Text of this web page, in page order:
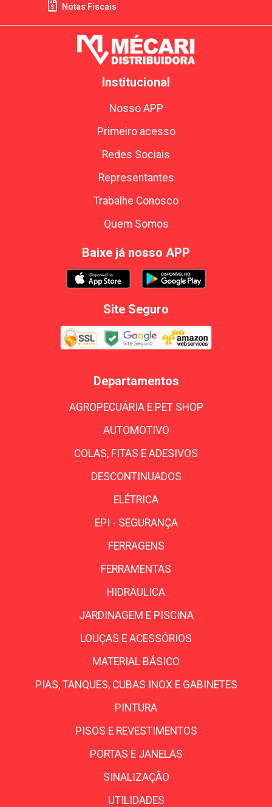
Notas Fiscais
Institucional
Nosso APP
Primeiro acesso
Redes Sociais
Representantes
Trabalhe Conosco
Quem Somos
Baixe já nosso APP
Site Seguro
Departamentos
AGROPECUÁRIA E PET SHOP
AUTOMOTIVO
COLAS, FITAS E ADESIVOS
DESCONTINUADOS
ELÉTRICA
EPI - SEGURANÇA
FERRAGENS
FERRAMENTAS
HIDRÁULICA
JARDINAGEM E PISCINA
LOUÇAS E ACESSÓRIOS
MATERIAL BÁSICO
PIAS, TANQUES, CUBAS INOX E GABINETES
PINTURA
PISOS E REVESTIMENTOS
PORTAS E JANELAS
SINALIZAÇÃO
UTILIDADES